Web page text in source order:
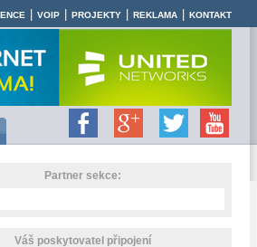
VOIP PROJEKTY REKLAMA KONTAKT
Partner sekce:
Váš poskytovatel připojení